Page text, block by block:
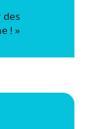
des
! »